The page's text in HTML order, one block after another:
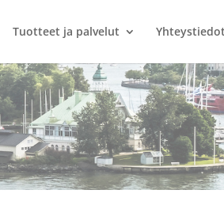
Tuotteet ja palvelut Yhteystiedot